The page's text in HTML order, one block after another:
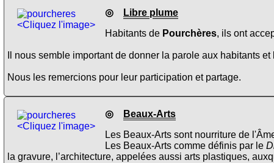
<Cliquez l'image>
◎
Libre plume
Habitants de Pourchères, ils ont
Il nous semble important de donner la parole aux habitants
Nous les remercions pour leur participation et partage.
<Cliquez l'image>
◎
Beaux-Arts
Les Beaux-Arts sont nourriture de
Les Beaux-Arts comme définis par le
la gravure, l’architecture, appelées aussi arts plastiques,